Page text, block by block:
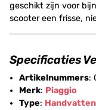
geschikt zijn voor
scooter een frisse,
Specificaties
Artikelnummers:
Merk: Piaggio
Type: Handvatten